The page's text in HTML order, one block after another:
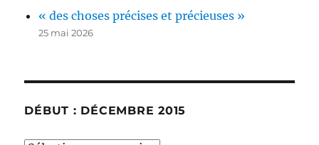
« des choses précises et précieuses »
25 mai 2026
DÉBUT : DÉCEMBRE 2015